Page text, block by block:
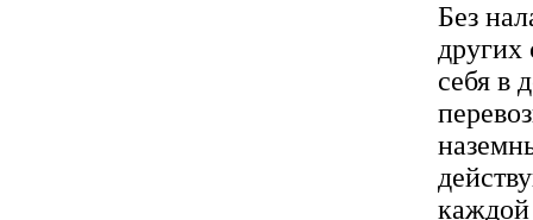
Без
других
себя в
каждой